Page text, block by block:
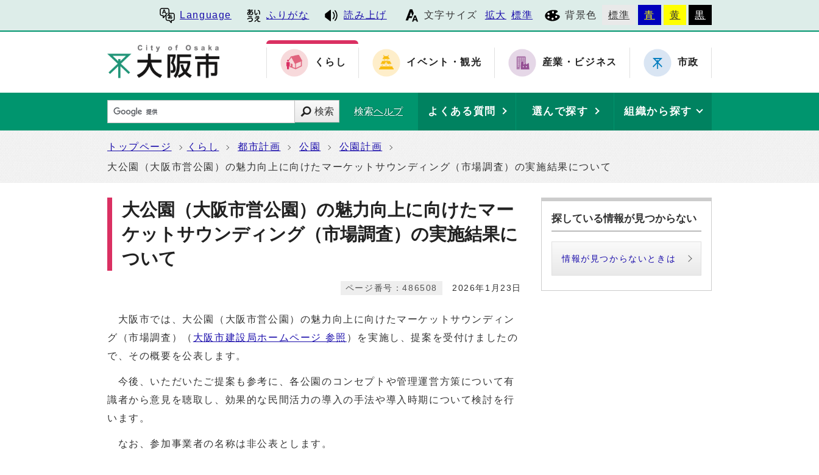
Language ふりがな 読み上げ 文字サイズ 拡大 標準 背景色 標準 青 黄 黒
くらし イベント・観光 産業・ビジネス 市政
検索 検索ヘルプ よくある質問 選んで探す 組織から探す
トップページ くらし 都市計画 公園
公園計画
大公園（大阪市営公園）の魅力向上に向けたマーケットサウンディング（市場調査）の実施結果について
大公園（大阪市営公園）の魅力向上に向けたマー
ケットサウンディング（市場調査）の実施結果に
ついて
2026年1月23日
ページ番号：486508
大阪市では、大公園（大阪市営公園）の魅力向上に向けたマーケットサウンディン
グ（市場調査）（ 大阪市建設局ホームページ 参照 ）を実施し、提案を受付けましたの
で、その概要を公表します。
今後、いただいたご提案も参考に、各公園のコンセプトや管理運営方策について有
識者から意見を聴取し、効果的な民間活力の導入の手法や導入時期について検討を行
います。
なお、参加事業者の名称は非公表とします。
探している情報が見つからない
情報が見つからないときは